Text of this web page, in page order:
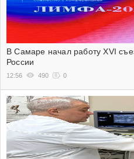
В Самаре начал работу XVI
России
12:56 490 0